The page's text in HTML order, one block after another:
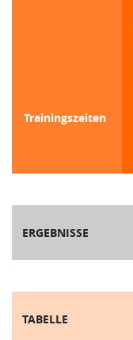
Trainingszeiten
ERGEBNISSE
TABELLE